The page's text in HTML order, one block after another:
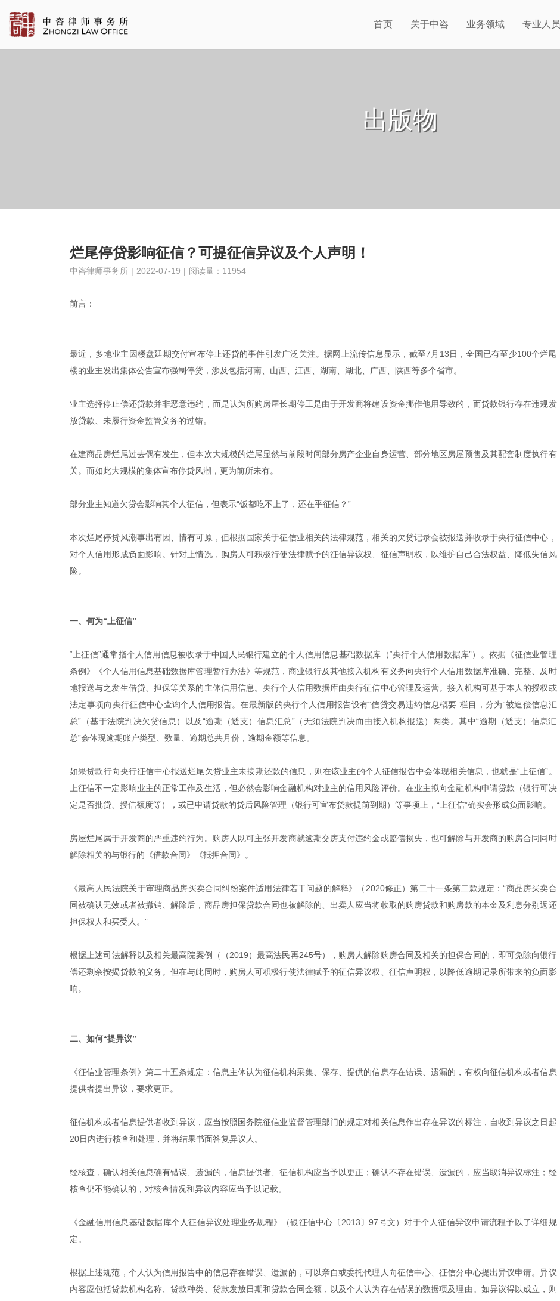
首页 关于中咨 业务领域 专业人员
出版物
烂尾停贷影响征信？可提征信异议及个人声明！
中咨律师事务所 | 2022-07-19 | 阅读量：11954
前言：
最近，多地业主因楼盘延期交付宣布停止还贷的事件引发广泛关注。据网上流传信息显示，截至7月13日，全国已有至少100个烂尾
楼的业主发出集体公告宣布强制停贷，涉及包括河南、山西、江西、湖南、湖北、广西、陕西等多个省市。
业主选择停止偿还贷款并非恶意违约，而是认为所购房屋长期停工是由于开发商将建设资金挪作他用导致的，而贷款银行存在违规发
放贷款、未履行资金监管义务的过错。
在建商品房烂尾过去偶有发生，但本次大规模的烂尾显然与前段时间部分房产企业自身运营、部分地区房屋预售及其配套制度执行有
关。而如此大规模的集体宣布停贷风潮，更为前所未有。
部分业主知道欠贷会影响其个人征信，但表示“饭都吃不上了，还在乎征信？”
本次烂尾停贷风潮事出有因、情有可原，但根据国家关于征信业相关的法律规范，相关的欠贷记录会被报送并收录于央行征信中心，
对个人信用形成负面影响。针对上情况，购房人可积极行使法律赋予的征信异议权、征信声明权，以维护自己合法权益、降低失信风
险。
一、何为“上征信”
“上征信”通常指个人信用信息被收录于中国人民银行建立的个人信用信息基础数据库（“央行个人信用数据库”）。依据《征信业管理
条例》《个人信用信息基础数据库管理暂行办法》等规范，商业银行及其他接入机构有义务向央行个人信用数据库准确、完整、及时
地报送与之发生借贷、担保等关系的主体信用信息。央行个人信用数据库由央行征信中心管理及运营。接入机构可基于本人的授权或
法定事项向央行征信中心查询个人信用报告。在最新版的央行个人信用报告设有“信贷交易违约信息概要”栏目，分为“被追偿信息汇
总”（基于法院判决欠贷信息）以及“逾期（透支）信息汇总”（无须法院判决而由接入机构报送）两类。其中“逾期（透支）信息汇
总”会体现逾期账户类型、数量、逾期总共月份，逾期金额等信息。
如果贷款行向央行征信中心报送烂尾欠贷业主未按期还款的信息，则在该业主的个人征信报告中会体现相关信息，也就是“上征信”。
上征信不一定影响业主的正常工作及生活，但必然会影响金融机构对业主的信用风险评价。在业主拟向金融机构申请贷款（银行可决
定是否批贷、授信额度等），或已申请贷款的贷后风险管理（银行可宣布贷款提前到期）等事项上，“上征信”确实会形成负面影响。
房屋烂尾属于开发商的严重违约行为。购房人既可主张开发商就逾期交房支付违约金或赔偿损失，也可解除与开发商的购房合同同时
解除相关的与银行的《借款合同》《抵押合同》。
《最高人民法院关于审理商品房买卖合同纠纷案件适用法律若干问题的解释》（2020修正）第二十一条第二款规定：“商品房买卖合
同被确认无效或者被撤销、解除后，商品房担保贷款合同也被解除的、出卖人应当将收取的购房贷款和购房款的本金及利息分别返还
担保权人和买受人。”
根据上述司法解释以及相关最高院案例（（2019）最高法民再245号），购房人解除购房合同及相关的担保合同的，即可免除向银行
偿还剩余按揭贷款的义务。但在与此同时，购房人可积极行使法律赋予的征信异议权、征信声明权，以降低逾期记录所带来的负面影
响。
二、如何“提异议”
《征信业管理条例》第二十五条规定：信息主体认为征信机构采集、保存、提供的信息存在错误、遗漏的，有权向征信机构或者信息
提供者提出异议，要求更正。
征信机构或者信息提供者收到异议，应当按照国务院征信业监督管理部门的规定对相关信息作出存在异议的标注，自收到异议之日起
20日内进行核查和处理，并将结果书面答复异议人。
经核查，确认相关信息确有错误、遗漏的，信息提供者、征信机构应当予以更正；确认不存在错误、遗漏的，应当取消异议标注；经
核查仍不能确认的，对核查情况和异议内容应当予以记载。
《金融信用信息基础数据库个人征信异议处理业务规程》（银征信中心〔2013〕97号文）对于个人征信异议申请流程予以了详细规
定。
根据上述规范，个人认为信用报告中的信息存在错误、遗漏的，可以亲自或委托代理人向征信中心、征信分中心提出异议申请。异议
内容应包括贷款机构名称、贷款种类、贷款发放日期和贷款合同金额，以及个人认为存在错误的数据项及理由。如异议得以成立，则